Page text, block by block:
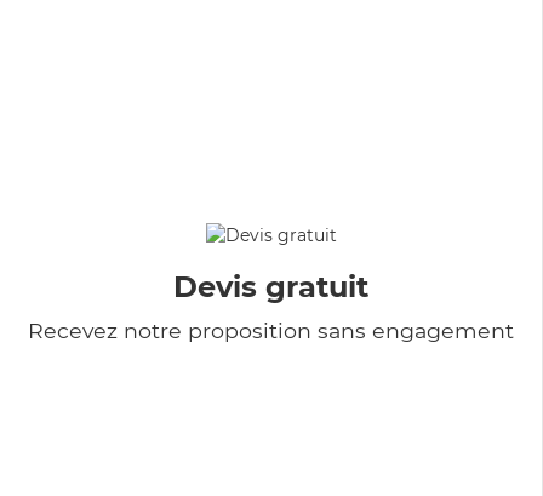
Devis gratuit
Recevez notre proposition sans engagement